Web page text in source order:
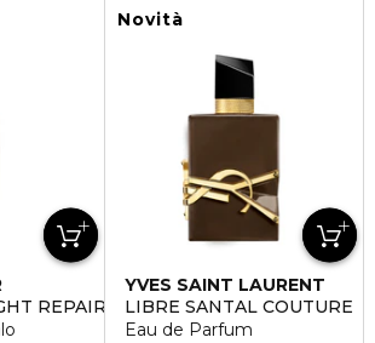
REPAIR DUO SET
Novità
YVES SAINT LAURENT
LIBRE SANTAL COUTURE
Eau de Parfum